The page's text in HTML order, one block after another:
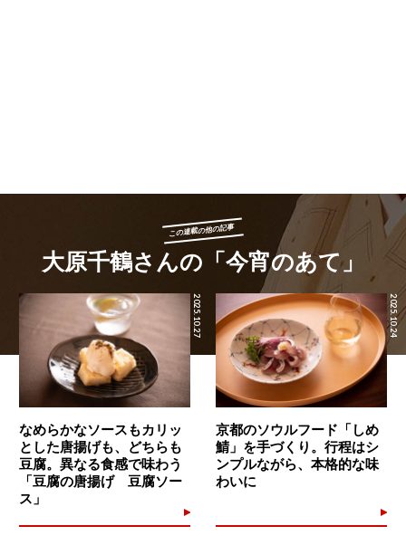
この連載の他の記事
大原千鶴さんの「今宵のあて」
2025.10.27
なめらかなソースもカリッ
とした唐揚げも、どちらも
豆腐。異なる食感で味わう
「豆腐の唐揚げ 豆腐ソー
ス」
2025.10.24
京都のソウルフード「しめ
鯖」を手づくり。行程はシ
ンプルながら、本格的な味
わいに